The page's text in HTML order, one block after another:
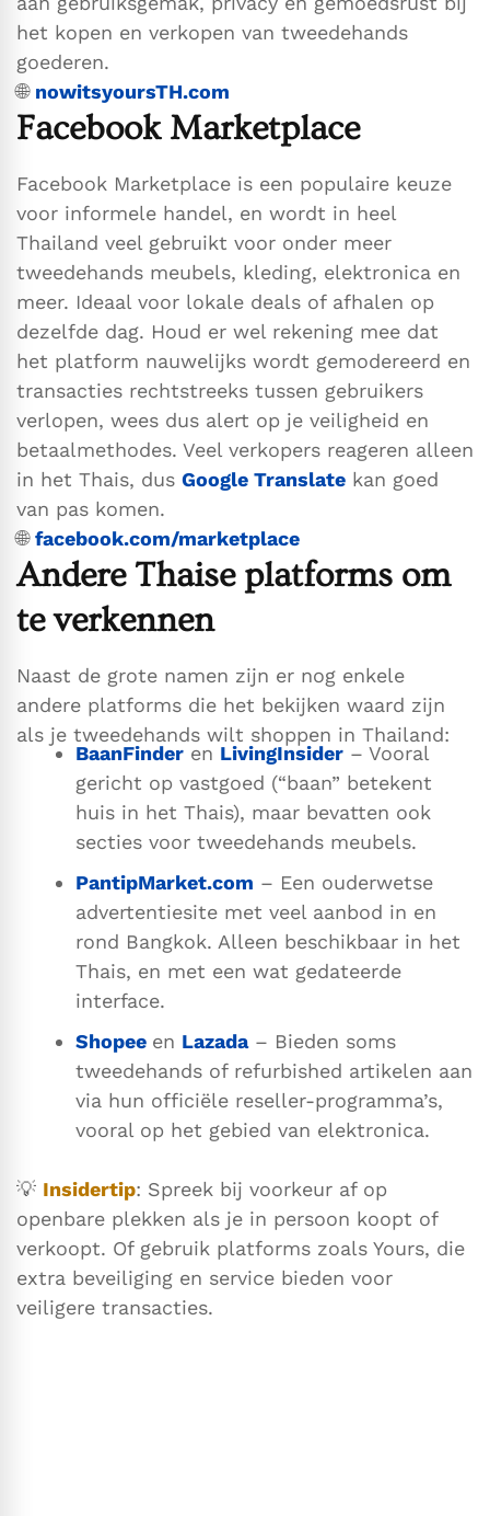
het kopen en verkopen van tweedehands
goederen.
🌐 nowitsyoursTH.com
Facebook Marketplace
Facebook Marketplace is een populaire keuze
voor informele handel, en wordt in heel
Thailand veel gebruikt voor onder meer
tweedehands meubels, kleding, elektronica en
meer. Ideaal voor lokale deals of afhalen op
dezelfde dag. Houd er wel rekening mee dat
het platform nauwelijks wordt gemodereerd en
transacties rechtstreeks tussen gebruikers
verlopen, wees dus alert op je veiligheid en
betaalmethodes. Veel verkopers reageren alleen
in het Thais, dus Google Translate kan goed
van pas komen.
🌐facebook.com/marketplace
Andere Thaise platforms om
te verkennen
Naast de grote namen zijn er nog enkele
andere platforms die het bekijken waard zijn
als je tweedehands wilt shoppen in Thailand:
BaanFinder en LivingInsider – Vooral
gericht op vastgoed (“baan” betekent
huis in het Thais), maar bevatten ook
secties voor tweedehands meubels.
PantipMarket.com – Een ouderwetse
advertentiesite met veel aanbod in en
rond Bangkok. Alleen beschikbaar in het
Thais, en met een wat gedateerde
interface.
Shopee en Lazada– Bieden soms
tweedehands of refurbished artikelen aan
via hun officiële reseller-programma’s,
vooral op het gebied van elektronica.
💡 Insidertip: Spreek bij voorkeur af op
openbare plekken als je in persoon koopt of
verkoopt. Of gebruik platforms zoals Yours, die
extra beveiliging en service bieden voor
veiligere transacties.